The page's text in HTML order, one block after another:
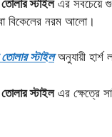
স্টাইলএর সবচেয়ে
বিকেলের নরম আলো।
স্টাইলঅনুযায়ী হার্শ
স্টাইলএর ক্ষেত্রে